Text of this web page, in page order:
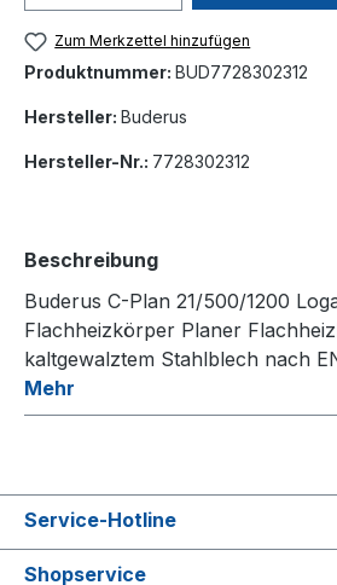
Zum Merkzettel hinzufügen
Produktnummer: BUD7728302312
Hersteller: Buderus
Hersteller-Nr.: 7728302312
Beschreibung
Buderus C-Plan 21/500/1200
Flachheizkörper Planer
kaltgewalztem Stahlblech nach
Mehr
Service-Hotline
Shopservice